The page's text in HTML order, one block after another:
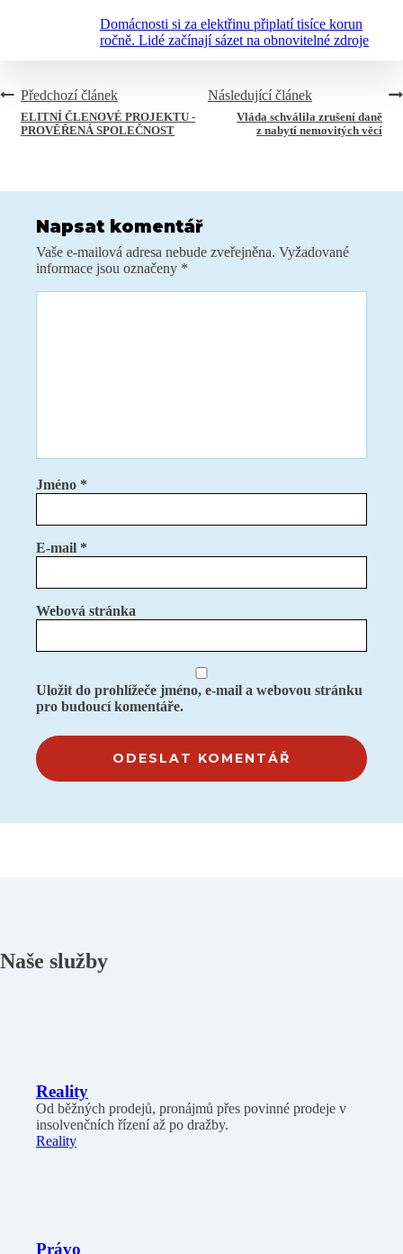
Domácnosti si za elektřinu připlatí tisíce korun
ročně. Lidé začínají sázet na obnovitelné zdroje
Předchozí článek
ELITNÍ ČLENOVÉ PROJEKTU -
PROVĚŘENÁ SPOLEČNOST
Následující článek
Vláda schválila zrušení daně
z nabytí nemovitých věcí
Napsat komentář
Vaše e-mailová adresa nebude zveřejněna. Vyžadované
informace jsou označeny *
Jméno *
E-mail *
Webová stránka
Uložit do prohlížeče jméno, e-mail a webovou stránku
pro budoucí komentáře.
Naše služby
Reality
Od běžných prodejů, pronájmů přes povinné prodeje v
insolvenčních řízení až po dražby.
Reality
Právo